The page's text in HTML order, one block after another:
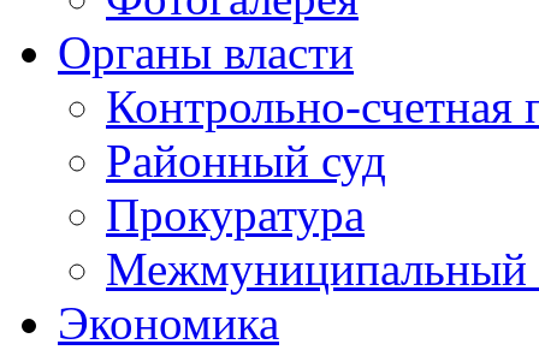
Органы власти
Контрольно-счетная
Районный суд
Прокуратура
Межмуниципальный
Экономика